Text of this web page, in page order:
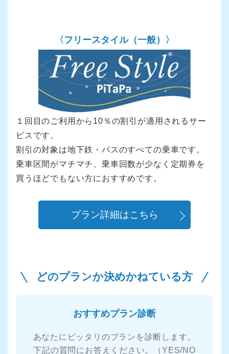
〈フリースタイル（一般）〉
１回目のご利用から10％の割引が適用されるサー
ビスです。
割引の対象は地下鉄・バスのすべての乗車です。
乗車区間がマチマチ、乗車回数が少なく定期券を
買うほどでもない方におすすめです。
プラン詳細はこちら
どのプランか決めかねている方
おすすめプラン診断
あなたにピッタリのプランを診断します。
下記の質問にお答えください。（YES/NO